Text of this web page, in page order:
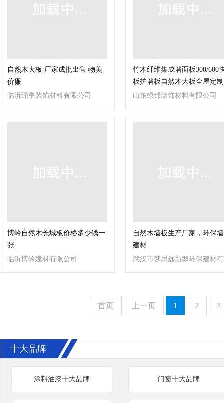
自然木大板 厂家成批出售 物美
价廉
临沂绿亨装饰材料有限公司
竹木纤维集成墙面板300/600
板护墙板自然木大板全屋定
保
山东绿邦装饰材料有限公司
博岭自然木长城板价格多少钱一
张
临沂博岭建材有限公司
自然木墙板生产厂家，环保
建材
武汉市梦思远新型环保建材有
限公司
首页 上一页 1 2 3
十大品牌
涂料油漆十大品牌 门窗十大品牌